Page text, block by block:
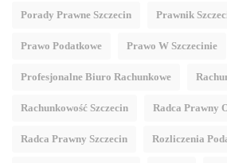
Porady Prawne Szczecin Prawnik
Prawo Podatkowe Prawo W Szczecinie
Profesjonalne Biuro Rachunkowe
Rachunkowość Szczecin Radca Prawny
Radca Prawny Szczecin Rozliczenia